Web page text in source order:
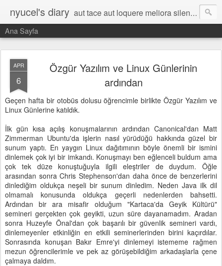
nyucel's diary aut tace aut loquere meliora silentio
Ana Sayfa
APR
6
Özgür Yazılım ve Linux Günlerinin
ardından
Geçen hafta bir otobüs dolusu öğrencimle birlikte Özgür Yazılım ve
Linux Günlerine katıldık.
İlk gün kısa açılış konuşmalarının ardından Canonical'dan Matt
Zimmerman Ubuntu'da işlerin nasıl yürüdüğü hakkında güzel bir
sunum yaptı. En yaygın Linux dağıtımının böyle önemli bir ismini
dinlemek çok iyi bir imkandı. Konuşmayı ben eğlenceli buldum ama
çok tek düze konuştuğuyla ilgili eleştriler de duydum. Öğle
arasından sonra Chris Stephenson'dan daha önce de benzerlerini
dinlediğim oldukça neşeli bir sunum dinledim. Neden Java ilk dil
olmamalı konusunda oldukça geçerli nedenlerden bahsetti.
Ardından bir ara misafir olduğum "Kartaca'da Geyik Kültürü"
semineri gerçekten çok geyikti, uzun süre dayanamadım. Aradan
sonra Huzeyfe Önal'dan çok başarılı bir güvenlik semineri vardı,
dinlemeyenler etkinliğin en etkili seminerlerinden birini kaçırdılar.
Sonrasında konuşan Bakır Emre'yi dinlemeyi istememe rağmen
mezun öğrencilerimle ve pek az görüşebildiğim arkadaşlarla çene
çalmaya daldım.